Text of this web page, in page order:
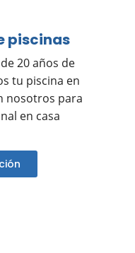
piscinas
20 años de
tu piscina en
nosotros para
en casa